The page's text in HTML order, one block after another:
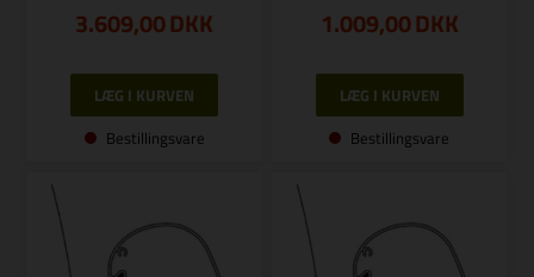
3.609,00DKK
Bestillingsvare
1.009,00DKK
Bestillingsvare